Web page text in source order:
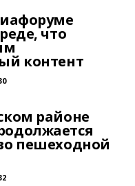
что
контент
районе
пешеходной